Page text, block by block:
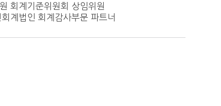
회계기준위원회 상임위원
계법인 회계감사부문 파트너